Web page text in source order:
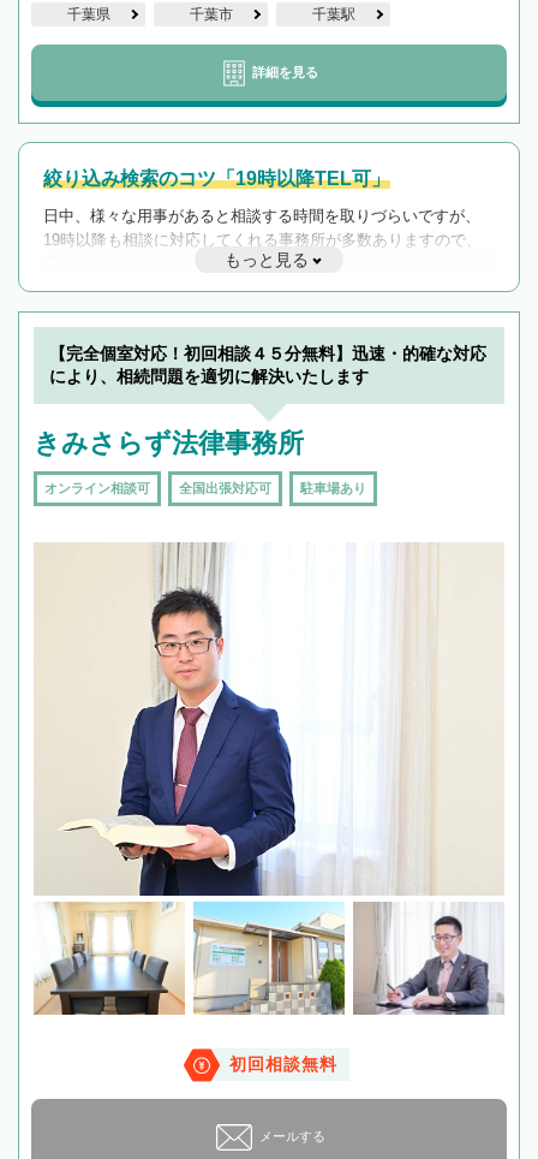
千葉県 千葉市 千葉駅
詳細を見る
絞り込み検索のコツ「19時以降TEL可」
日中、様々な用事があると相談する時間を取りづらいですが、
19時以降も相談に対応してくれる事務所が多数ありますので、
遅い時間の相談が増えそうな場合はそのような事務所に絞り込
んで検索してみましょう。
19時以降TEL可の条件
を加えて再検索
もっと見る
【完全個室対応！初回相談４５分無料】迅速・的確な対応
により、相続問題を適切に解決いたします
きみさらず法律事務所
オンライン相談可 全国出張対応可 駐車場あり
初回相談無料
メールする